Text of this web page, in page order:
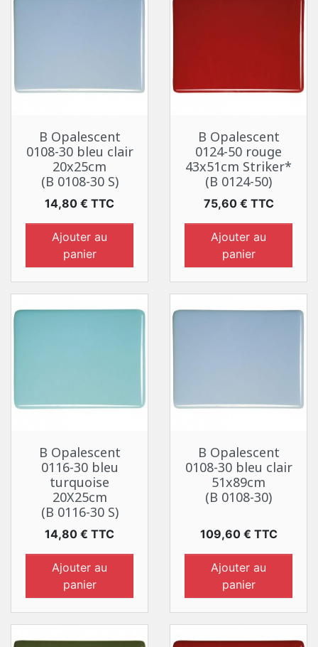
B Opalescent
0108-30 bleu clair
20x25cm
(B 0108-30 S)
Prix
14,80 € TTC
Ajouter au
panier
B Opalescent
0124-50 rouge
43x51cm Striker*
(B 0124-50)
Prix
75,60 € TTC
Ajouter au
panier
B Opalescent
0116-30 bleu
turquoise
20X25cm
(B 0116-30 S)
Prix
14,80 € TTC
Ajouter au
panier
B Opalescent
0108-30 bleu clair
51x89cm
(B 0108-30)
Prix
109,60 € TTC
Ajouter au
panier